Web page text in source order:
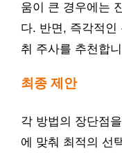
움이 큰 경우에는
다. 반면, 즉각적인
취 주사를 추천합
최종 제안
각 방법의 장단점
에 맞춰 최적의 선